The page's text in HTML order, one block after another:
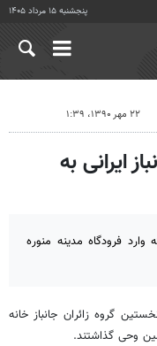
پنجشنبه ۱۵ مرداد ۱۴۰۵
۲۲ مهر ۱۳۹۰، ۱:۳۹
ایرانی به
فرودگاه مدینه منوره
گروه زائران جانباز خانه
وحی گذاشتند.